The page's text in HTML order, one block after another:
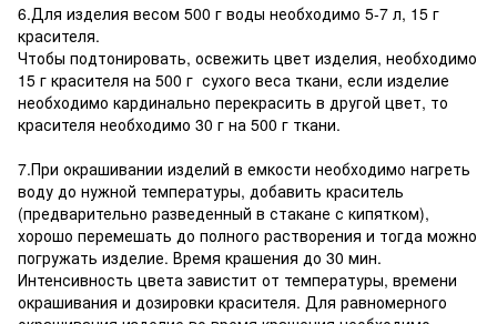
6.Для изделия весом 500 г воды необходимо 5-7 л, 15 г
красителя.
Чтобы подтонировать, освежить цвет изделия, необходимо
15 г красителя на 500 г сухого веса ткани, если изделие
необходимо кардинально перекрасить в другой цвет, то
красителя необходимо 30 г на 500 г ткани.
7.При окрашивании изделий в емкости необходимо нагреть
воду до нужной температуры, добавить краситель
(предварительно разведенный в стакане с кипятком),
хорошо перемешать до полного растворения и тогда можно
погружать изделие. Время крашения до 30 мин.
Интенсивность цвета завистит от температуры, времени
окрашивания и дозировки красителя. Для равномерного